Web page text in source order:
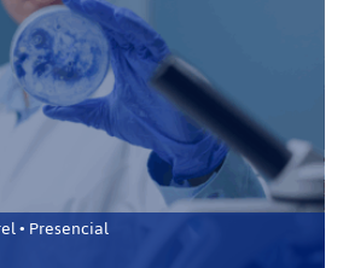
• Presencial